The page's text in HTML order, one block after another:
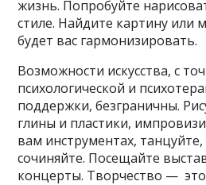
жизнь. Попробуйте
стиле. Найдите картину или
будет вас гармонизировать.
Возможности искусства, с
психологической и
поддержки, безграничны.
глины и пластики,
вам инструментах,
сочиняйте. Посещайте
концерты. Творчество —